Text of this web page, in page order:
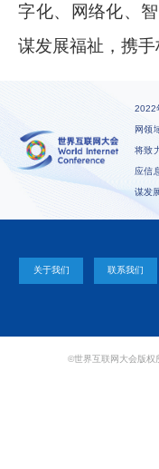
字化、网络化、
谋发展福祉，携手
2022
网领
将致
应信
谋发
关于我们 联系我们
©世界互联网大会版权